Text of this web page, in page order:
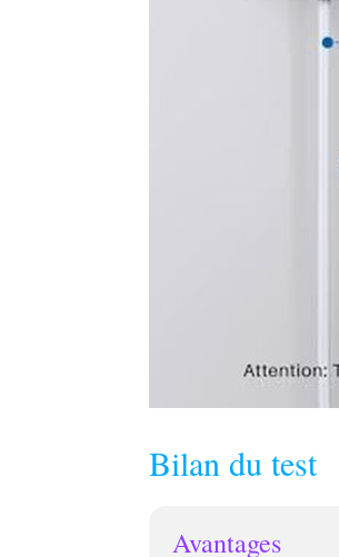
Bilan du test
Avantages